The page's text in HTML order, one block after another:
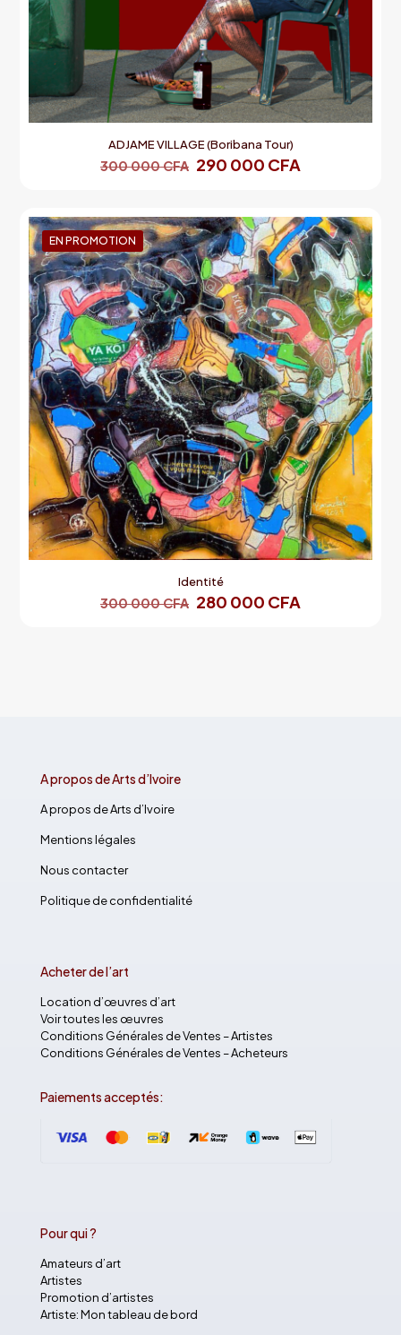
ADJAME VILLAGE (Boribana Tour)
300 000CFA 290 000 CFA
EN PROMOTION
Identité
300 000CFA 280 000 CFA
A propos de Arts d’Ivoire
A propos de Arts d’Ivoire
Mentions légales
Nous contacter
Politique de confidentialité
Acheter de l’art
Location d’œuvres d’art
Voir toutes les œuvres
Conditions Générales de Ventes – Artistes
Conditions Générales de Ventes – Acheteurs
Paiements acceptés:
Pour qui ?
Amateurs d’art
Artistes
Promotion d’artistes
Artiste: Mon tableau de bord